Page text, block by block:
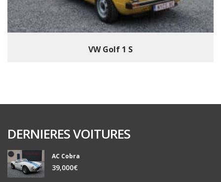
VW Golf 1 S
DERNIERES VOITURES
AC Cobra
39,000€